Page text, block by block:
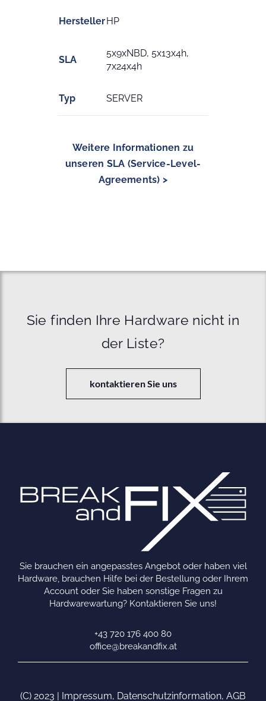
HerstellerHP
SLA
5x9xNBD, 5x13x4h,
7x24x4h
Typ SERVER
Weitere Informationen zu
unseren SLA (Service-Level-
Agreements) >
Sie finden Ihre Hardware nicht in
der Liste?
kontaktieren Sie uns
Sie brauchen ein angepasstes Angebot oder haben viel
Hardware, brauchen Hilfe bei der Bestellung oder Ihrem
Account oder Sie haben sonstige Fragen zu
Hardwarewartung? Kontaktieren Sie uns!
+43 720 176 400 80
office@breakandfix.at
(C) 2023 | Impressum, Datenschutzinformation, AGB